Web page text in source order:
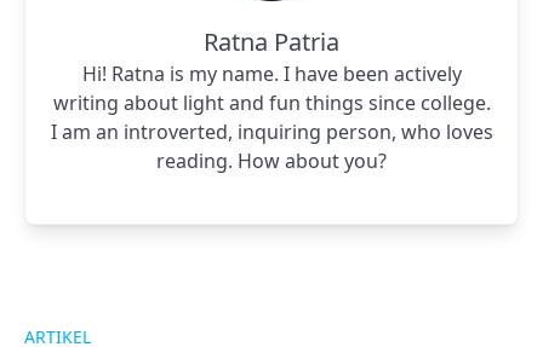
Ratna Patria
Hi! Ratna is my name. I have been actively
writing about light and fun things since college.
I am an introverted, inquiring person, who loves
reading. How about you?
ARTIKEL